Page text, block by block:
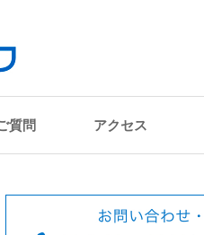
質問 アクセス